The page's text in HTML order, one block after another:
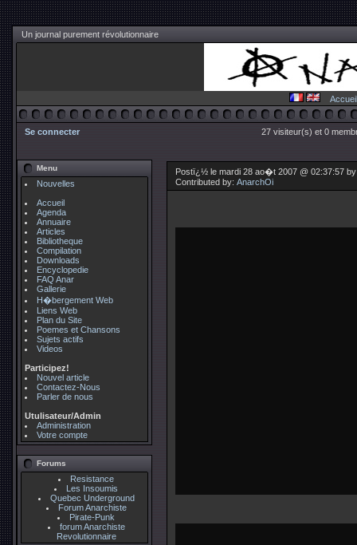
Un journal purement révolutionnaire
Accueil
Se connecter 27 visiteur(s) et 0
Menu
Nouvelles
Accueil
Agenda
Annuaire
Articles
Bibliotheque
Compilation
Downloads
Encyclopedie
FAQ Anar
Gallerie
H�bergement Web
Liens Web
Plan du Site
Poemes et Chansons
Sujets actifs
Videos
Participez!
Nouvel article
Contactez-Nous
Parler de nous
Utulisateur/Admin
Administration
Votre compte
Forums
Resistance
Les Insoumis
Quebec Underground
Forum Anarchiste
Pirate-Punk
forum Anarchiste
Revolutionnaire
Postï¿½ le mardi 28 ao�t 2007 @ 02:37:57
Contributed by: AnarchOi